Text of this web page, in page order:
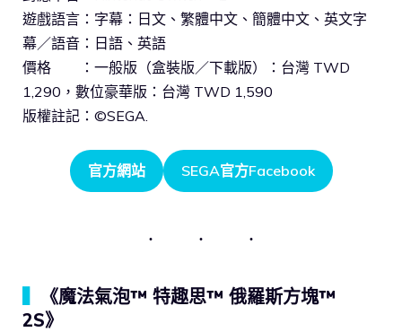
遊戲語言：字幕：日文、繁體中文、簡體中文、英文字
幕／語音：日語、英語
價格 ：一般版（盒裝版／下載版）：台灣 TWD
1,290，數位豪華版：台灣 TWD 1,590
版權註記：©SEGA.
官方網站 SEGA官方Facebook
《魔法氣泡™ 特趣思™ 俄羅斯方塊™
2S》